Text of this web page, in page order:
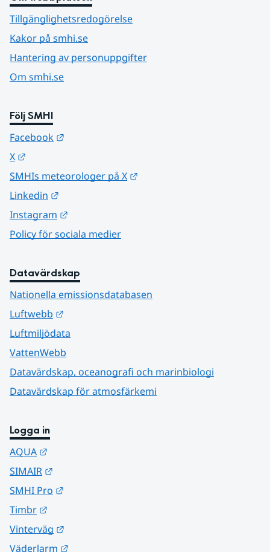
Tillgänglighetsredogörelse
Kakor på smhi.se
Hantering av personuppgifter
Om smhi.se
Följ SMHI
Facebook
X
SMHIs meteorologer på X
Linkedin
Instagram
Policy för sociala medier
Datavärdskap
Nationella emissionsdatabasen
Luftwebb
Luftmiljödata
VattenWebb
Datavärdskap, oceanografi och marinbiologi
Datavärdskap för atmosfärkemi
Logga in
AQUA
SIMAIR
SMHI Pro
Timbr
Vinterväg
Väderlarm